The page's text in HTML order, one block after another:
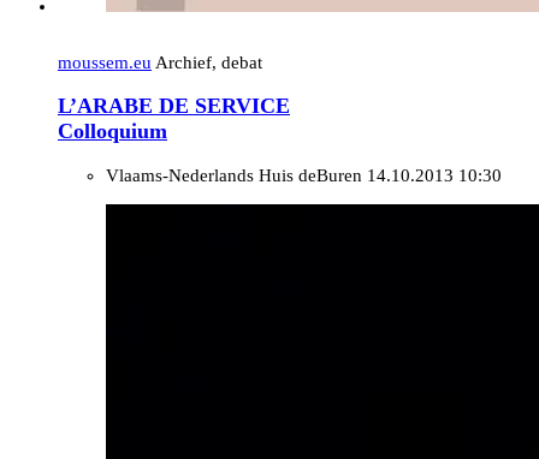
moussem.eu Archief, debat
L’ARABE DE SERVICE
Colloquium
Vlaams-Nederlands Huis deBuren 14.10.2013 10:30